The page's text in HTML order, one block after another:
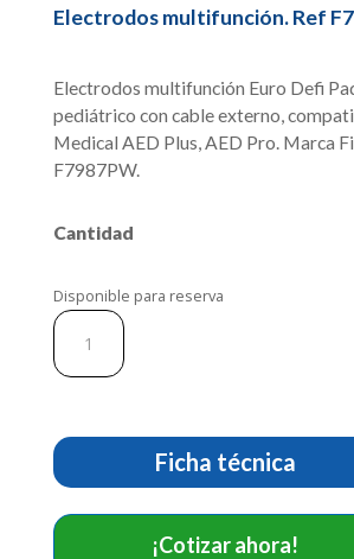
Electrodos multifunción. Ref
Electrodos multifunción Euro Defi
pediátrico con cable externo,
Medical AED Plus, AED Pro. Marca
F7987PW.
Cantidad
Disponible para reserva
Electrodos
multifunción.
Ref
Ficha técnica
¡Cotizar ahora!